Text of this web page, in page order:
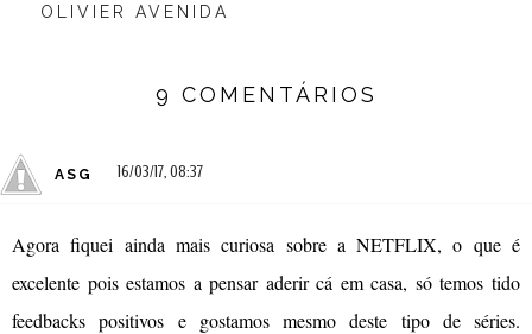
OLIVIER AVENIDA
9 COMENTÁRIOS
ASG 16/03/17, 08:37
Agora fiquei ainda mais curiosa sobre a NETFLIX, o que é
excelente pois estamos a pensar aderir cá em casa, só temos tido
feedbacks positivos e gostamos mesmo deste tipo de séries.